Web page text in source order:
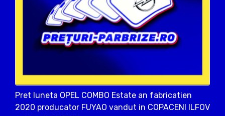
Pret luneta OPEL COMBO Estate an fabricatien
2020 producator FUYAO vandut in COPACENI ILFOV